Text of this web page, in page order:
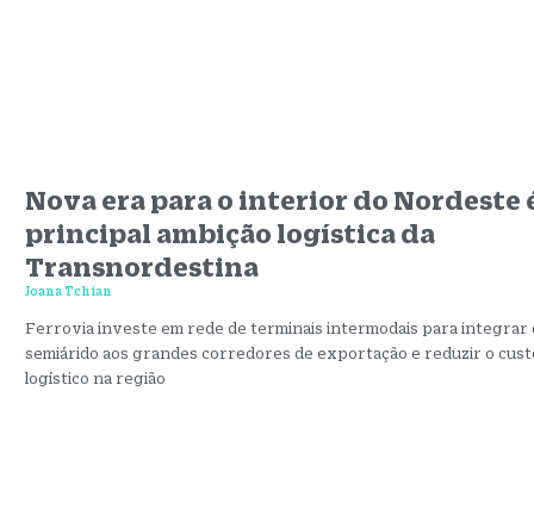
Nova era para o interior do Nordeste
principal ambição logística da
Transnordestina
Joana Tchian
Ferrovia investe em rede de terminais intermodais para integrar
semiárido aos grandes corredores de exportação e reduzir o
logístico na região